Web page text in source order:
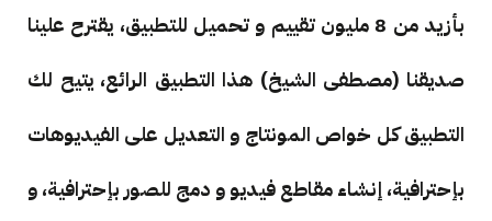
بأزيد من 8 مليون تقييم و تحميل للتطبيق، يقترح علينا
صديقنا (مصطفى الشيخ) هذا التطبيق الرائع، يتيح لك
التطبيق كل خواص المونتاج و التعديل على الفيديوهات
بإحترافية، إنشاء مقاطع فيديو و دمج للصور بإحترافية، و